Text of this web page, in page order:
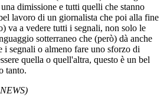
dimissione e tutti quelli che stanno
lavoro di un giornalista che poi alla fine
va a vedere tutti i segnali, non solo le
sotterraneo che (però) dà anche
i segnali o almeno fare uno sforzo di
quella o quell'altra, questo è un bel
tanto.